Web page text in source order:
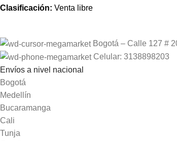
Clasificación: Venta libre
Bogotá – Calle 127 #
Celular: 3138898203
Envíos a nivel nacional
Bogotá
Medellín
Bucaramanga
Cali
Tunja